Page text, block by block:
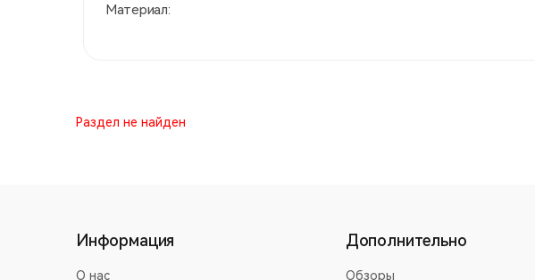
Материал:
Раздел не найден
Информация
О нас
Дополнительно
Обзоры